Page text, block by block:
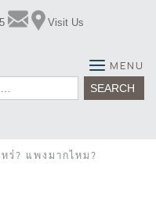
Visit Us
MENU
ร่? แพงมากไหม?